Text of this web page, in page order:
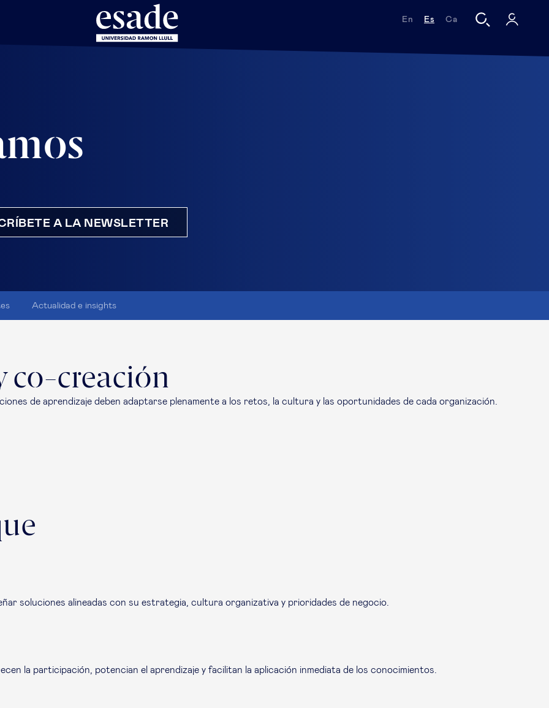
En Es Ca
A LA NEWSLETTER
Actualidad e insights
co-creación
de aprendizaje deben adaptarse plenamente a los retos, la cultura y las oportunidades de cada organización.
soluciones alineadas con su estrategia, cultura organizativa y prioridades de negocio.
la participación, potencian el aprendizaje y facilitan la aplicación inmediata de los conocimientos.